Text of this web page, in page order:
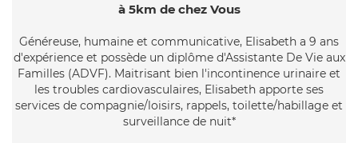
à 5km de chez Vous
Généreuse, humaine et communicative, Elisabeth a 9 ans
d'expérience et possède un diplôme d'Assistante De Vie aux
Familles (ADVF). Maitrisant bien l'incontinence urinaire et
les troubles cardiovasculaires, Elisabeth apporte ses
services de compagnie/loisirs, rappels, toilette/habillage et
surveillance de nuit*